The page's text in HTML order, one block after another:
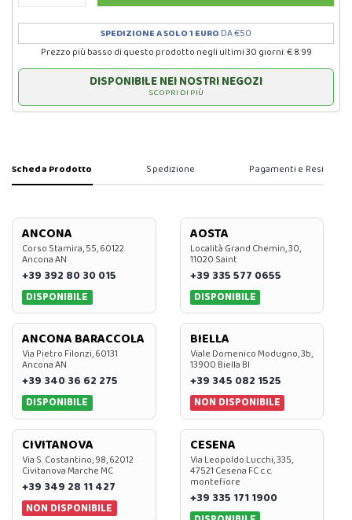
SPEDIZIONE A SOLO 1 EURO DA €50
Prezzo più basso di questo prodotto negli ultimi 30 giorni: € 8.99
DISPONIBILE NEI NOSTRI NEGOZI
SCOPRI DI PIÙ
Scheda Prodotto Spedizione Pagamenti e Resi
ANCONA
Corso Stamira, 55, 60122
Ancona AN
+39 392 80 30 015
DISPONIBILE
AOSTA
Località Grand Chemin, 30,
11020 Saint
+39 335 577 0655
DISPONIBILE
ANCONA BARACCOLA
Via Pietro Filonzi, 60131
Ancona AN
+39 340 36 62 275
DISPONIBILE
BIELLA
Viale Domenico Modugno, 3b,
13900 Biella BI
+39 345 082 1525
NON DISPONIBILE
CIVITANOVA
Via S. Costantino, 98, 62012
Civitanova Marche MC
+39 349 28 11 427
NON DISPONIBILE
CESENA
Via Leopoldo Lucchi, 335,
47521 Cesena FC c.c.
montefiore
+39 335 171 1900